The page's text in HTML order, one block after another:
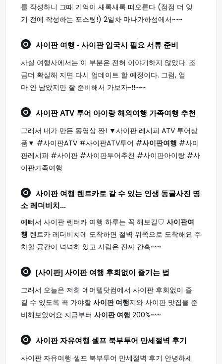
를 작성하니 그때 기억이 새록새록 떠오른다 (점점 더 잊
기 전에 작성하는 포스팅!) 2일차 마나가하섬에서~~~
사이판 여행 - 사이판 입국시 필요 서류 준비
사실 여행사에서는 이 부분은 전혀 이야기하지 않았다. 조
금더 확실해 지면 다시 업데이트 할 예정이다. 그럼, 얼
마 안 남았지만 잘 준비해서 가보자~!!~~~
사이판ATV 투어 아이랑 해외 여행 가족여행 추천
그래서 내가 만든 동영상 짠! ▼사이판 레시피 ATV 투어상
품▼ #사이판ATV #사이판ATV투어 #사이판여행 #사이
판레시피 #사이판 #사이판투어추천 #사이판아이랑 #사
이판가족여행
사이판 여행 렌트카로 갈 수 있는 인생 동굴사진 명
소 레더비치...
예뻐서 사이판 렌터카 여행 하루는 꼭 해보길♡ 사이판여
행 렌트카 레더비치에 도착하면 절벽 위쪽으로 도착해요 주
차할 공간이 넉넉히 있고 사람은 진짜 간혹~~~
[사이판] 사이판 여행 후회없이 즐기는 법
그래서 오늘은 저희 에어텔닷컴에서 사이판 후회없이 즐
길 수 있도록 꼭 가야할 사이판 여행지와 사이판 맛집을 준
비해보았어요 지금부터 사이판 여행 200%~~~
사이판자유여행 셀프 북부투어 만세절벽 후기
사이판 자유여행 셀프 북부투어 만세절벽 후기 안녕하세